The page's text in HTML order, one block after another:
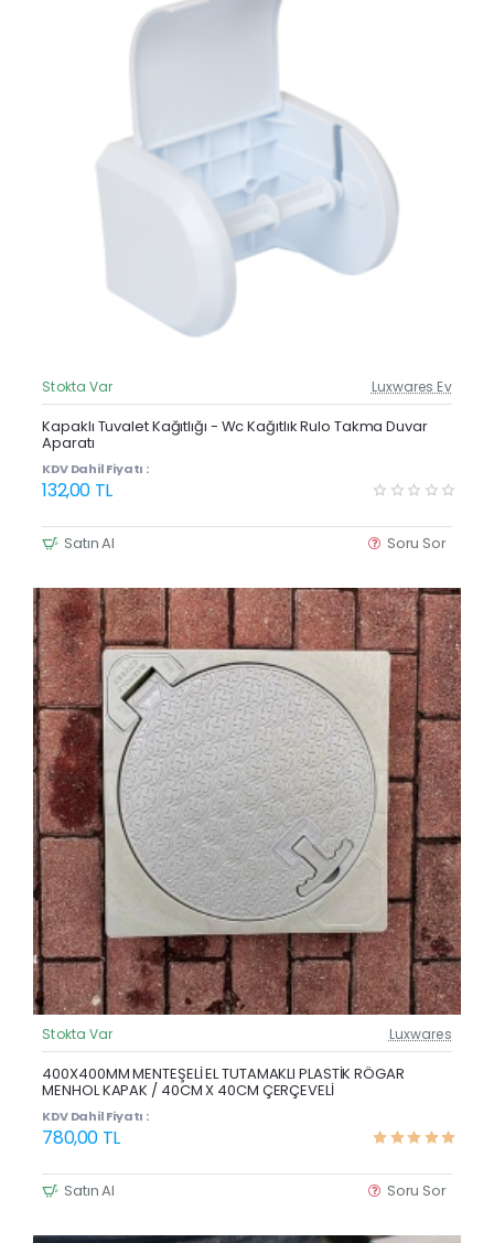
Güncel Fiyat
Yeni Ürün
Stokta Var Luxwares Ev
Kapaklı Tuvalet Kağıtlığı - Wc Kağıtlık Rulo Takma Duvar
Aparatı
KDV Dahil Fiyatı :
132,00 TL
Satın Al Soru Sor
Güncel Fiyat
Stokta Var Luxwares
400X400MM MENTEŞELİ EL TUTAMAKLI PLASTİK RÖGAR
MENHOL KAPAK / 40CM X 40CM ÇERÇEVELİ
KDV Dahil Fiyatı :
780,00 TL
Satın Al Soru Sor